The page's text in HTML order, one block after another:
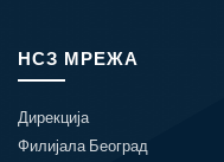
НСЗ МРЕЖА
Дирекција
Филијала Београд